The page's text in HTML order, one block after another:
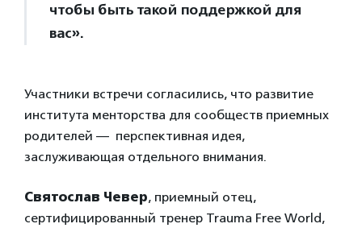
чтобы быть такой поддержкой для
вас».
Участники встречи согласились, что развитие
института менторства для сообществ приемных
родителей — перспективная идея,
заслуживающая отдельного внимания.
Святослав Чевер, приемный отец,
сертифицированный тренер Trauma Free World,